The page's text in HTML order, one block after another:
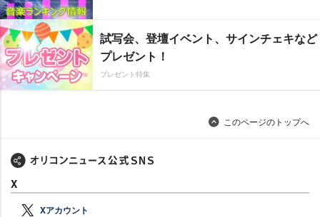
試写会、登壇イベント、サインチェキなど
プレゼント！
プレゼント特集
このページのトップへ
X
Xアカウント